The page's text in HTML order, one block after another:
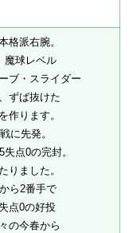
格派右腕。
魔球レベル
ブ・スライダー
ずば抜けた
作ります。
に先発。
点0の完封。
りました。
ら2番手で
点0の好投
の今春から